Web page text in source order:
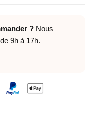
?Nous
9h à 17h.